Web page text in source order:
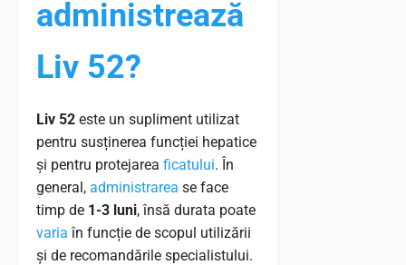
administrează
Liv 52?
Liv 52 este un supliment utilizat
pentru susținerea funcției hepatice
și pentru protejarea ficatului. În
general, administrarea se face
timp de 1-3 luni, însă durata poate
varia în funcție de scopul utilizării
și de recomandările specialistului.